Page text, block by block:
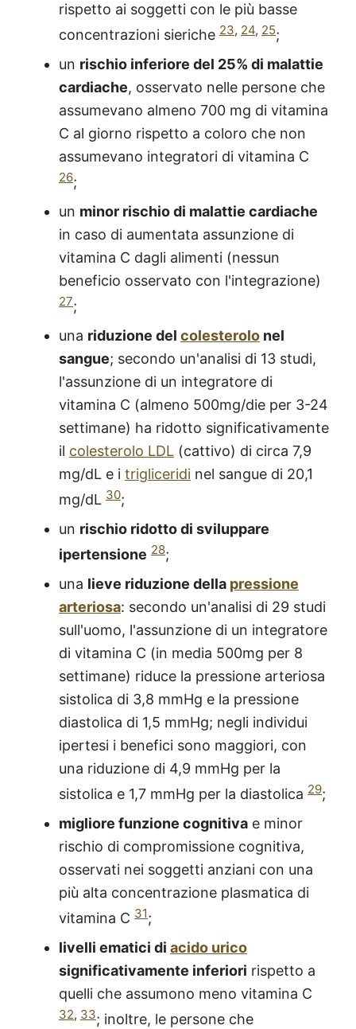
rispetto ai soggetti con le più basse
concentrazioni sieriche 23, 24, 25;
un rischio inferiore del 25% di malattie
cardiache, osservato nelle persone che
assumevano almeno 700 mg di vitamina
C al giorno rispetto a coloro che non
assumevano integratori di vitamina C
26;
un minor rischio di malattie cardiache
in caso di aumentata assunzione di
vitamina C dagli alimenti (nessun
beneficio osservato con l'integrazione)
27;
una riduzione del colesterolo nel
sangue; secondo un'analisi di 13 studi,
l'assunzione di un integratore di
vitamina C (almeno 500mg/die per 3-24
settimane) ha ridotto significativamente
il colesterolo LDL (cattivo) di circa 7,9
mg/dL e i trigliceridi nel sangue di 20,1
mg/dL 30;
un rischio ridotto di sviluppare
ipertensione 28;
una lieve riduzione della pressione
arteriosa: secondo un'analisi di 29 studi
sull'uomo, l'assunzione di un integratore
di vitamina C (in media 500mg per 8
settimane) riduce la pressione arteriosa
sistolica di 3,8 mmHg e la pressione
diastolica di 1,5 mmHg; negli individui
ipertesi i benefici sono maggiori, con
una riduzione di 4,9 mmHg per la
sistolica e 1,7 mmHg per la diastolica 29;
migliore funzione cognitiva e minor
rischio di compromissione cognitiva,
osservati nei soggetti anziani con una
più alta concentrazione plasmatica di
vitamina C 31;
livelli ematici di acido urico
significativamente inferiori rispetto a
quelli che assumono meno vitamina C
32, 33; inoltre, le persone che